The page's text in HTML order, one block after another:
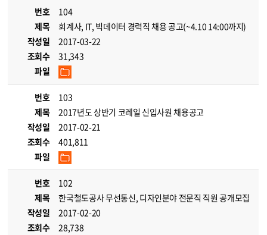
번호
104
제목
회계사, IT, 빅데이터 경력직 채용 공고(~4.10 14:00까지)
작성일
2017-03-22
조회수
31,343
파일
번호
103
제목
2017년도 상반기 코레일 신입사원 채용공고
작성일
2017-02-21
조회수
401,811
파일
번호
102
제목
한국철도공사 무선통신, 디자인분야 전문직 직원 공개모집
작성일
2017-02-20
조회수
28,738